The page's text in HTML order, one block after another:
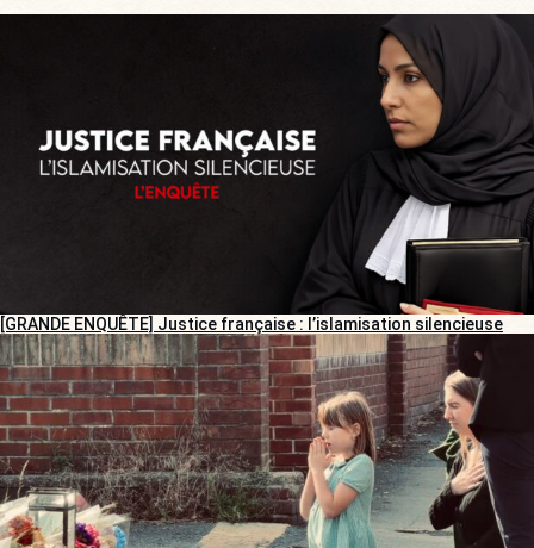
[GRANDE ENQUÊTE] Justice française : l’islamisation silencieuse